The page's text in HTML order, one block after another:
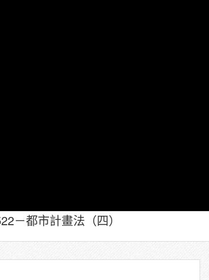
－都市計畫法（四）